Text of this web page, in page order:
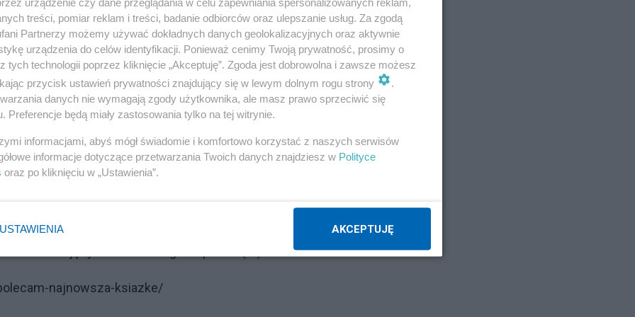
cieszy się bardzo dobrą pamięcią. Doskonale też
i gwary kresowej posługuje się francuskim, niemieckim i
Zna także podstawy rosyjskiego i jidysz".(...)
Reklama
jak i fakt, że jest dzieckiem adoptowanym,
rodziców, a jedynie ich imiona. To samo dotyczy jej
mają charakter bardzo osobisty.
z języka francuskiego na polski. (....)
najnowsza-ksiazke/
treści, pomiar reklam i treści, badanie odbiorców oraz ulepszanie usług. Za zgodą
Partnerzy możemy używać dokładnych danych geolokalizacyjnych oraz aktywnie
urządzenia do celów identyfikacji. Ponieważ cenimy Twoją prywatność, prosimy o
tych technologii poprzez kliknięcie „Akceptuję”. Zgoda jest dobrowolna i zawsze możesz
przycisk ustawień prywatności znajdujący się w lewym dolnym rogu strony
.
danych nie wymagają zgody użytkownika, ale masz prawo sprzeciwić się
Preferencje będą miały zastosowania tylko na tej witrynie.
informacjami, abyś mógł świadomie i komfortowo korzystać z naszych serwisów
informacje dotyczące przetwarzania Twoich danych znajdziesz w Polityce
oraz po kliknięciu w „Ustawienia”.
USTAWIENIA AKCEPTUJĘ